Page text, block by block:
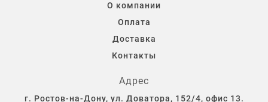
О компании
Оплата
Доставка
Контакты
Адрес
г. Ростов-на-Дону, ул. Доватора, 152/4, офис 13.